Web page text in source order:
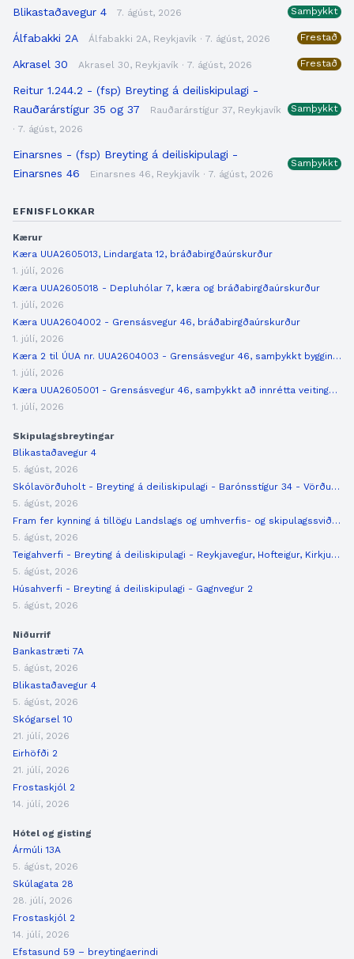
Blikastaðavegur 4 7. ágúst, 2026 Samþykkt
Álfabakki 2A Álfabakki 2A, Reykjavík · 7. ágúst, 2026 Frestað
Akrasel 30 Akrasel 30, Reykjavík · 7. ágúst, 2026 Frestað
Reitur 1.244.2 - (fsp) Breyting á deiliskipulagi -
Rauðarárstígur 35 og 37
Rauðarárstígur 37, Reykjavík
· 7. ágúst, 2026
Samþykkt
Einarsnes - (fsp) Breyting á deiliskipulagi -
Einarsnes 46
Einarsnes 46, Reykjavík · 7. ágúst, 2026
Samþykkt
EFNISFLOKKAR
Kærur
Kæra UUA2605013, Lindargata 12, bráðabirgðaúrskurður
1. júlí, 2026
Kæra UUA2605018 - Depluhólar 7, kæra og bráðabirgðaúrskurður
1. júlí, 2026
Kæra UUA2604002 - Grensásvegur 46, bráðabirgðaúrskurður
1. júlí, 2026
Kæra 2 til ÚUA nr. UUA2604003 - Grensásvegur 46, samþykkt byggingaráform, umsögn
1. júlí, 2026
Kæra UUA2605001 - Grensásvegur 46, samþykkt að innrétta veitingastað, kæra og umsögn
1. júlí, 2026
Skipulagsbreytingar
Blikastaðavegur 4
5. ágúst, 2026
Skólavörðuholt - Breyting á deiliskipulagi - Barónsstígur 34 - Vörðuskóli
5. ágúst, 2026
Fram fer kynning á tillögu Landslags og umhverfis- og skipulagssviðs um breytingu á deiliskipulagi Elliðaárdals vegna Ár...
5. ágúst, 2026
Teigahverfi - Breyting á deiliskipulagi - Reykjavegur, Hofteigur, Kirkjuteigur
5. ágúst, 2026
Húsahverfi - Breyting á deiliskipulagi - Gagnvegur 2
5. ágúst, 2026
Niðurrif
Bankastræti 7A
5. ágúst, 2026
Blikastaðavegur 4
5. ágúst, 2026
Skógarsel 10
21. júlí, 2026
Eirhöfði 2
21. júlí, 2026
Frostaskjól 2
14. júlí, 2026
Hótel og gisting
Ármúli 13A
5. ágúst, 2026
Skúlagata 28
28. júlí, 2026
Frostaskjól 2
14. júlí, 2026
Efstasund 59 – breytingaerindi